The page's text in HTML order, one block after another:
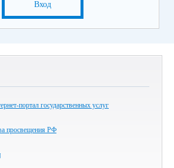
Вход
портал государственных услуг
просвещения РФ